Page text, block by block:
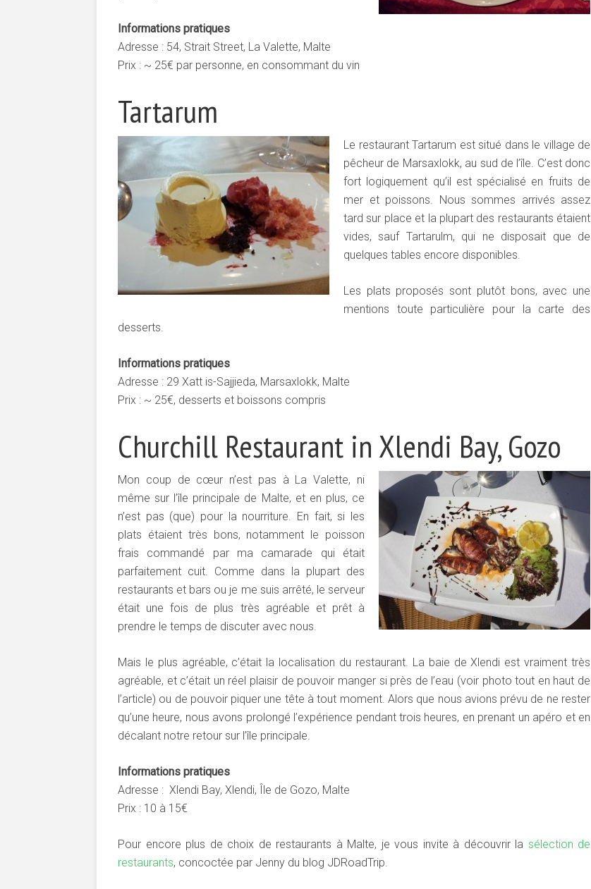
Informations pratiques
Adresse : 54, Strait Street, La Valette, Malte
Prix : ~ 25€ par personne, en consommant du vin
Tartarum
Le restaurant Tartarum est situé dans le village de
pêcheur de Marsaxlokk, au sud de l’île. C’est donc
fort logiquement qu’il est spécialisé en fruits de
mer et poissons. Nous sommes arrivés assez
tard sur place et la plupart des restaurants étaient
vides, sauf Tartarulm, qui ne disposait que de
quelques tables encore disponibles.
Les plats proposés sont plutôt bons, avec une
mentions toute particulière pour la carte des
desserts.
Informations pratiques
Adresse : 29 Xatt is-Sajjieda, Marsaxlokk, Malte
Prix : ~ 25€, desserts et boissons compris
Churchill Restaurant in Xlendi Bay, Gozo
Mon coup de cœur n’est pas à La Valette, ni
même sur l’île principale de Malte, et en plus, ce
n’est pas (que) pour la nourriture. En fait, si les
plats étaient très bons, notamment le poisson
frais commandé par ma camarade qui était
parfaitement cuit. Comme dans la plupart des
restaurants et bars ou je me suis arrêté, le serveur
était une fois de plus très agréable et prêt à
prendre le temps de discuter avec nous.
Mais le plus agréable, c’était la localisation du restaurant. La baie de Xlendi est vraiment très
agréable, et c’était un réel plaisir de pouvoir manger si près de l’eau (voir photo tout en haut de
l’article) ou de pouvoir piquer une tête à tout moment. Alors que nous avions prévu de ne rester
qu’une heure, nous avons prolongé l’expérience pendant trois heures, en prenant un apéro et en
décalant notre retour sur l’île principale.
Informations pratiques
Adresse : Xlendi Bay, Xlendi, Île de Gozo, Malte
Prix : 10 à 15€
Pour encore plus de choix de restaurants à Malte, je vous invite à découvrir la sélection de
restaurants, concoctée par Jenny du blog JDRoadTrip.